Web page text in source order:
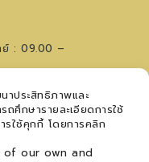
ประสิทธิภาพและ
ถศึกษารายละเอียดการใช้
รใช้คุกกี้ โดยการคลิก
of our own and
ย์ : 09.00 –
5868